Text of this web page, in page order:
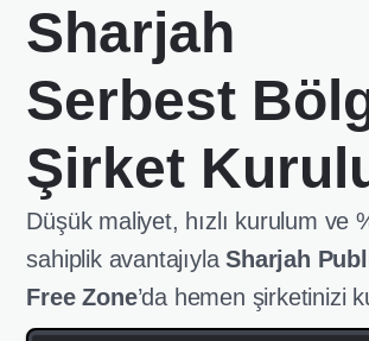
Sharjah
Serbest
Şirket
Düşük maliyet, hızlı kurulum ve
sahiplik avantajıylaSharjah
Free Zone’da hemen şirketinizi